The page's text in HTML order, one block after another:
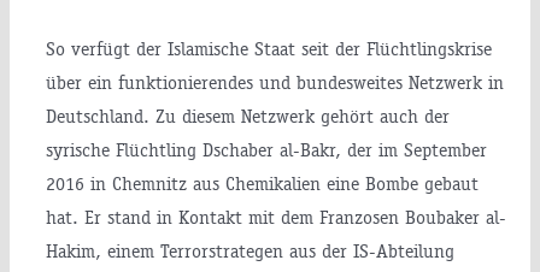
So verfügt der Islamische Staat seit der Flüchtlingskrise
über ein funktionierendes und bundesweites Netzwerk in
Deutschland. Zu diesem Netzwerk gehört auch der
syrische Flüchtling Dschaber al-Bakr, der im September
2016 in Chemnitz aus Chemikalien eine Bombe gebaut
hat. Er stand in Kontakt mit dem Franzosen Boubaker al-
Hakim, einem Terrorstrategen aus der IS-Abteilung